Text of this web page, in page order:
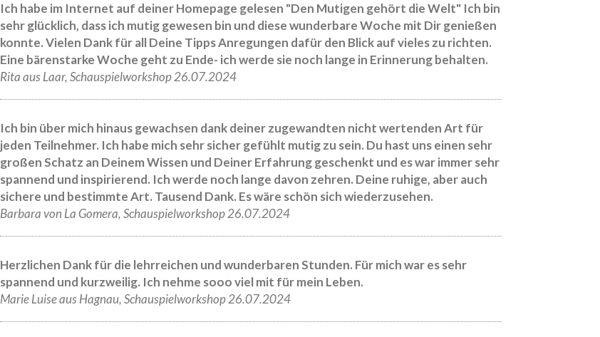
Ich habe im Internet auf deiner Homepage gelesen "Den Mutigen gehört die Welt" Ich bin
sehr glücklich, dass ich mutig gewesen bin und diese wunderbare Woche mit Dir genießen
konnte. Vielen Dank für all Deine Tipps Anregungen dafür den Blick auf vieles zu richten.
Eine bärenstarke Woche geht zu Ende- ich werde sie noch lange in Erinnerung behalten.
Rita aus Laar, Schauspielworkshop 26.07.2024
Ich bin über mich hinaus gewachsen dank deiner zugewandten nicht wertenden Art für
jeden Teilnehmer. Ich habe mich sehr sicher gefühlt mutig zu sein. Du hast uns einen sehr
großen Schatz an Deinem Wissen und Deiner Erfahrung geschenkt und es war immer sehr
spannend und inspirierend. Ich werde noch lange davon zehren. Deine ruhige, aber auch
sichere und bestimmte Art. Tausend Dank. Es wäre schön sich wiederzusehen.
Barbara von La Gomera, Schauspielworkshop 26.07.2024
Herzlichen Dank für die lehrreichen und wunderbaren Stunden. Für mich war es sehr
spannend und kurzweilig. Ich nehme sooo viel mit für mein Leben.
Marie Luise aus Hagnau, Schauspielworkshop 26.07.2024